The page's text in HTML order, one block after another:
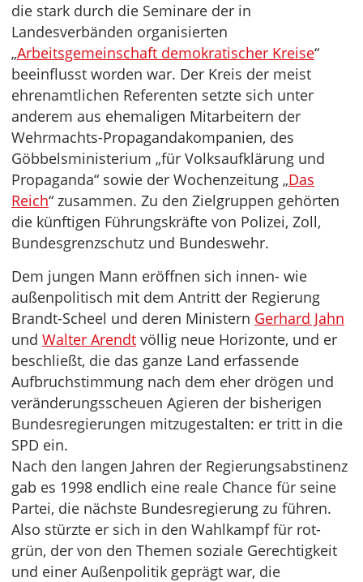
die stark durch die Seminare der in
Landesverbänden organisierten
„Arbeitsgemeinschaft demokratischer Kreise“
beeinflusst worden war. Der Kreis der meist
ehrenamtlichen Referenten setzte sich unter
anderem aus ehemaligen Mitarbeitern der
Wehrmachts-Propagandakompanien, des
Göbbelsministerium „für Volksaufklärung und
Propaganda“ sowie der Wochenzeitung „Das
Reich“ zusammen. Zu den Zielgruppen gehörten
die künftigen Führungskräfte von Polizei, Zoll,
Bundesgrenzschutz und Bundeswehr.
Dem jungen Mann eröffnen sich innen- wie
außenpolitisch mit dem Antritt der Regierung
Brandt-Scheel und deren Ministern Gerhard Jahn
und Walter Arendt völlig neue Horizonte, und er
beschließt, die das ganze Land erfassende
Aufbruchstimmung nach dem eher drögen und
veränderungsscheuen Agieren der bisherigen
Bundesregierungen mitzugestalten: er tritt in die
SPD ein.
Nach den langen Jahren der Regierungsabstinenz
gab es 1998 endlich eine reale Chance für seine
Partei, die nächste Bundesregierung zu führen.
Also stürzte er sich in den Wahlkampf für rot-
grün, der von den Themen soziale Gerechtigkeit
und einer Außenpolitik geprägt war, die